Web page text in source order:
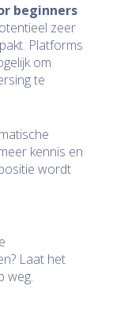
beginners
zeer
Platforms
om
te
kennis en
wordt
Laat het
weg.